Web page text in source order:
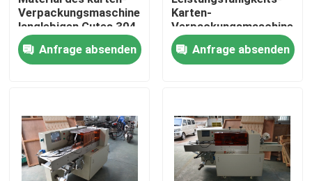
Über uns
Kontakte
Verpackungsmaschine-
langlebigen Gutes 304
Anfrage absenden
Karten-
Verpackungsmaschine-
Kissen-Art Klemmen-
automatische
Fütterung
Anfrage absenden